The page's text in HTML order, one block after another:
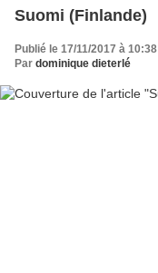
Suomi (Finlande)
Publié le 17/11/2017 à 10:38
Par dominique dieterlé